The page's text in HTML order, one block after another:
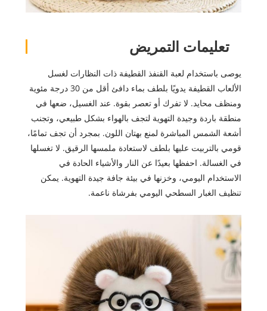
تعليمات التمريض
يوصى باستخدام لعبة القنفذ القطيفة ذات النظارات لغسل
الألعاب القطيفة يدويًا بلطف بماء دافئ أقل من 30 درجة مئوية
ومنظف محايد. لا تفرك أو تعصر بقوة. عند الغسيل، ضعها في
منطقة باردة وجيدة التهوية لتجف بالهواء بشكل طبيعي، وتجنب
أشعة الشمس المباشرة لمنع بهتان اللون. بمجرد أن تجف تمامًا،
قومي بالتربيت عليها بلطف لاستعادة ملمسها الرقيق. لا تغسلها
في الغسالة. احفظها بعيدًا عن النار والأشياء الحادة في
الاستخدام اليومي، وخزنها في بيئة جافة جيدة التهوية. يمكن
تنظيف الغبار السطحي اليومي بفرشاة ناعمة.